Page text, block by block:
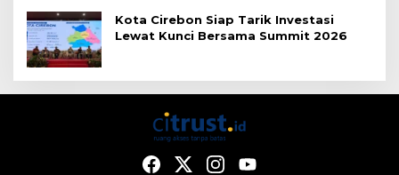
Kota Cirebon Siap Tarik Investasi
Lewat Kunci Bersama Summit 2026